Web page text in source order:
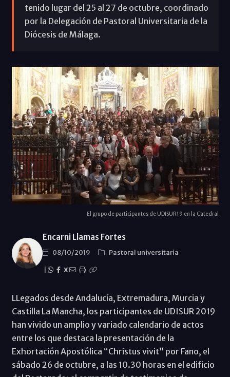
tenido lugar del 25 al 27 de octubre, coordinado
por la Delegación de Pastoral Universitaria de la
Diócesis de Málaga.
El grupo de participantes de UDISUR19 en la Catedral
Encarni Llamas Fortes
08/10/2019
Pastoral universitaria
X
LLegados desde Andalucía, Extremadura, Murcia y
Castilla La Mancha, los participantes de UDISUR 2019
han vivido un amplio y variado calendario de actos
entre los que destaca la presentación de la
Exhortación Apostólica “Christus vivit” por Fano, el
sábado 26 de octubre, a las 10.30 horas en el edificio